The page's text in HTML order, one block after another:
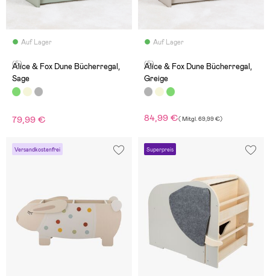
Auf Lager
(5)
Alice & Fox Dune Bücherregal,
Sage
79,99 €
Auf Lager
(5)
Alice & Fox Dune Bücherregal,
Greige
84,99 €(Mitgl.69,99 €)
Versandkostenfrei Superpreis